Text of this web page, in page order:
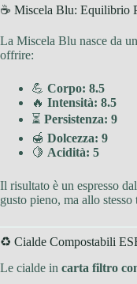
☕ Miscela Blu: Equilibrio
La Miscela Blu nasce da
offrire:
💪 Corpo: 8.5
🔥 Intensità: 8.5
⏳ Persistenza: 9
🍯 Dolcezza: 9
🍋 Acidità: 5
Il risultato è un espresso dal
gusto pieno, ma allo
♻️ Cialde Compostabili
Le cialde in carta filtro